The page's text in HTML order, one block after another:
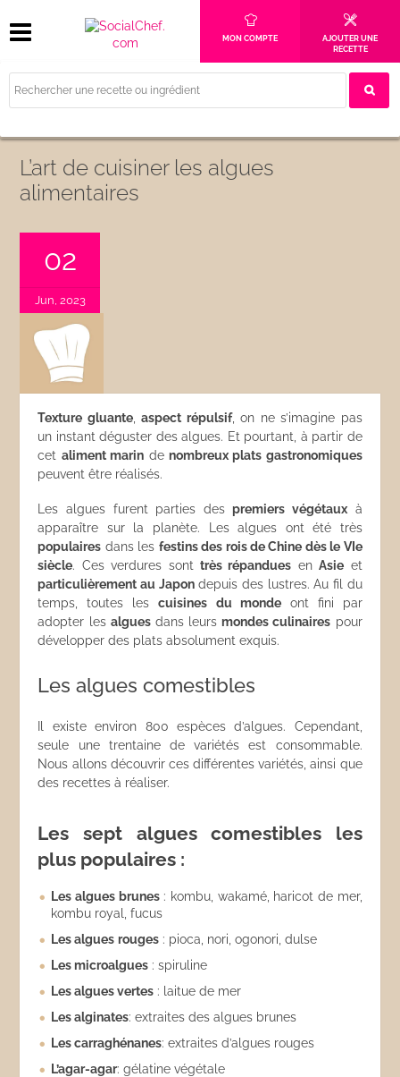
MON COMPTE
AJOUTER UNE
RECETTE
L’art de cuisiner les algues
alimentaires
02
Jun, 2023
Texture gluante,aspect répulsif, on ne s’imagine pas
un instant déguster des algues. Et pourtant, à partir de
cet aliment marin de nombreux plats gastronomiques
peuvent être réalisés.
Les algues furent parties despremiers végétaux à
apparaître sur la planète. Les algues ont été très
populaires dans les festins des rois de Chine dès le VIe
siècle. Ces verdures sont très répandues enAsie et
particulièrement au Japondepuis des lustres. Au fil du
temps, toutes lescuisines du mondeont fini par
adopter les alguesdans leursmondes culinaires pour
développer des plats absolument exquis.
Les algues comestibles
Il existe environ 800 espèces d’algues. Cependant,
seule une trentaine de variétés est consommable.
Nous allons découvrir ces différentes variétés, ainsi que
des recettes à réaliser.
Les sept algues comestibles les
plus populaires :
Les algues brunes: kombu, wakamé, haricot de mer,
kombu royal, fucus
Les algues rouges : pioca, nori, ogonori, dulse
Les microalgues : spiruline
Les algues vertes : laitue de mer
Les alginates: extraites des algues brunes
Les carraghénanes: extraites d’algues rouges
L’agar-agar: gélatine végétale